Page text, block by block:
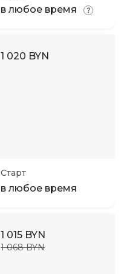
в любое время
1 020 BYN
Старт
в любое время
1 015 BYN
1 068 BYN